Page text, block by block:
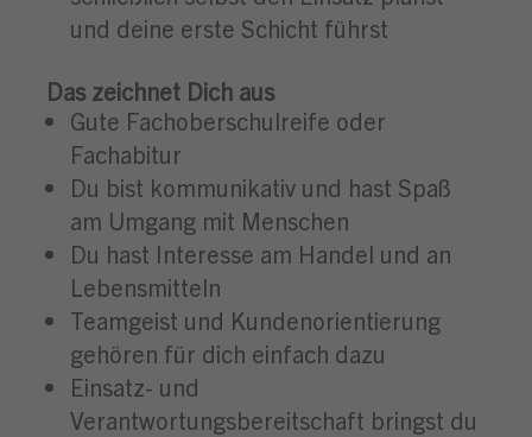
und deine erste Schicht führst
Das zeichnet Dich aus
Gute Fachoberschulreife oder
Fachabitur
Du bist kommunikativ und hast Spaß
am Umgang mit Menschen
Du hast Interesse am Handel und an
Lebensmitteln
Teamgeist und Kundenorientierung
gehören für dich einfach dazu
Einsatz- und
Verantwortungsbereitschaft bringst du